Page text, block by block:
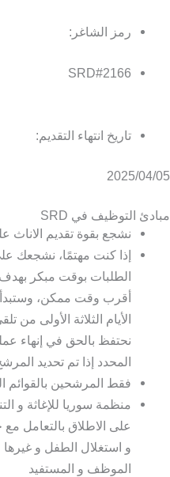
رمز الشاغر:
SRD#2166
تاريخ انتهاء التقديم:
2025/04/05
مبادئ التوظيف في SRD
نشجع بقوة تقديم الاناث
إذا كنت مهتمًا، نشجعك
الطلبات بوقت مبكر
أقرب وقت ممكن، وستبدأ
الأيام الثلاثة الأولى من
نحتفظ بالحق في إنهاء
المحدد إذا تم تحديد
فقط المرشحين بالقوائم
منظمة سوريا للإغاثة و
على الاطلاق بالتعامل
و استغلال الطفل و
الموظف و المستفيد